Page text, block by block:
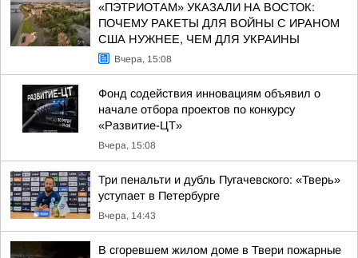
«ПЭТРИОТАМ» УКАЗАЛИ НА ВОСТОК:
ПОЧЕМУ РАКЕТЫ ДЛЯ ВОЙНЫ С ИРАНОМ
США НУЖНЕЕ, ЧЕМ ДЛЯ УКРАИНЫ
Вчера, 15:08
Фонд содействия инновациям объявил о
начале отбора проектов по конкурсу
«Развитие-ЦТ»
Вчера, 15:08
Три пенальти и дубль Пугачевского: «Тверь»
уступает в Петербурге
Вчера, 14:43
В сгоревшем жилом доме в Твери пожарные